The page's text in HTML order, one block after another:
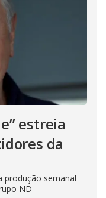
estreia
da
produção semanal
ND